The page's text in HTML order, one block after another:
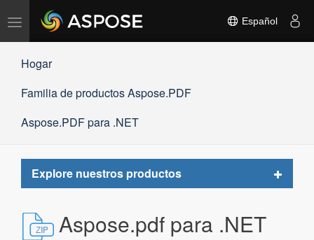
Alternar
navegación
Español
Hogar
Familia de productos Aspose.PDF
Aspose.PDF para .NET
Explore nuestros productos
Toggle
Aspose.pdf para .NET